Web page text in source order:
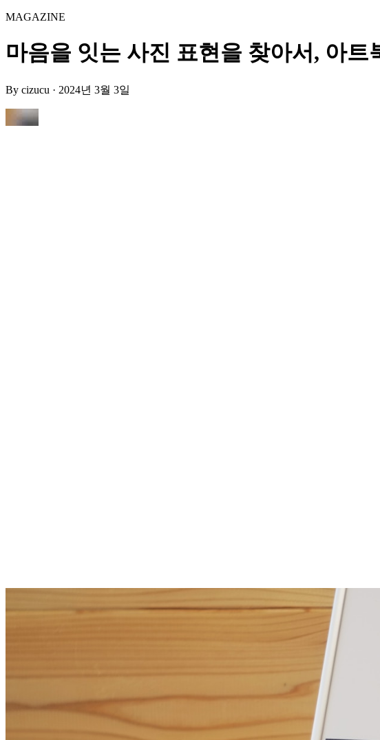
MAGAZINE
마음을 잇는 사진 표현을 찾아서, 아트
By cizucu · 2024년 3월 3일